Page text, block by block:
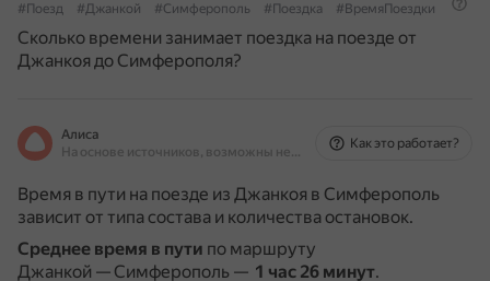
#Поезд
#Джанкой #Симферополь #Поездка #ВремяПоездки
Сколько времени занимает поездка на поезде от
Джанкоя до Симферополя?
Алиса
На основе источников, возможны неточности
Как это работает?
Время в пути на поезде из Джанкоя в Симферополь
зависит от типа состава и количества остановок.
Среднее время в пути по маршруту
Джанкой — Симферополь — 1 час 26 минут.